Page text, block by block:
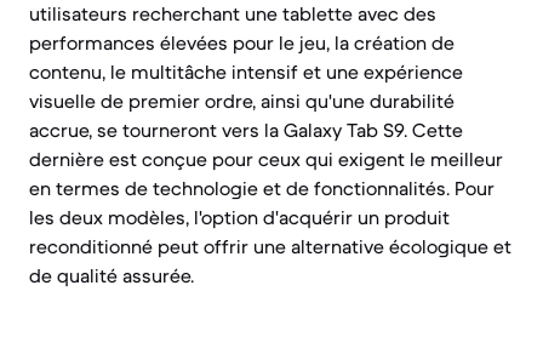
utilisateurs recherchant une tablette avec des
performances élevées pour le jeu, la création de
contenu, le multitâche intensif et une expérience
visuelle de premier ordre, ainsi qu'une durabilité
accrue, se tourneront vers la Galaxy Tab S9. Cette
dernière est conçue pour ceux qui exigent le meilleur
en termes de technologie et de fonctionnalités. Pour
les deux modèles, l'option d'acquérir un produit
reconditionné peut offrir une alternative écologique et
de qualité assurée.